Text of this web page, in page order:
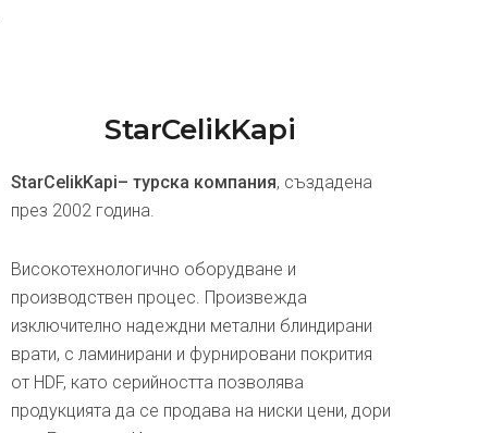
StarCelikKapi
StarCelikKapi– турска компания, създадена
през 2002 година.
Високотехнологично оборудване и
производствен процес. Произвежда
изключително надеждни метални блиндирани
врати, с ламинирани и фурнировани покрития
от HDF, като серийността позволява
продукцията да се продава на ниски цени, дори